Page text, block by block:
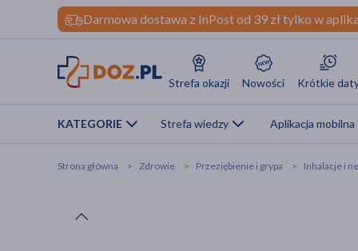
Darmowa dostawa z InPost od 39 zł tylko w
Strefa okazji Nowości Krótkie
KATEGORIE Strefa wiedzy Aplikacja mobilna
Strona główna Zdrowie Przeziębienie i grypa Inhalacje i